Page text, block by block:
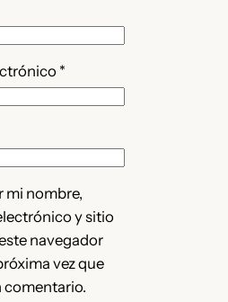
*
mi nombre,
y sitio
navegador
vez que
comentario.